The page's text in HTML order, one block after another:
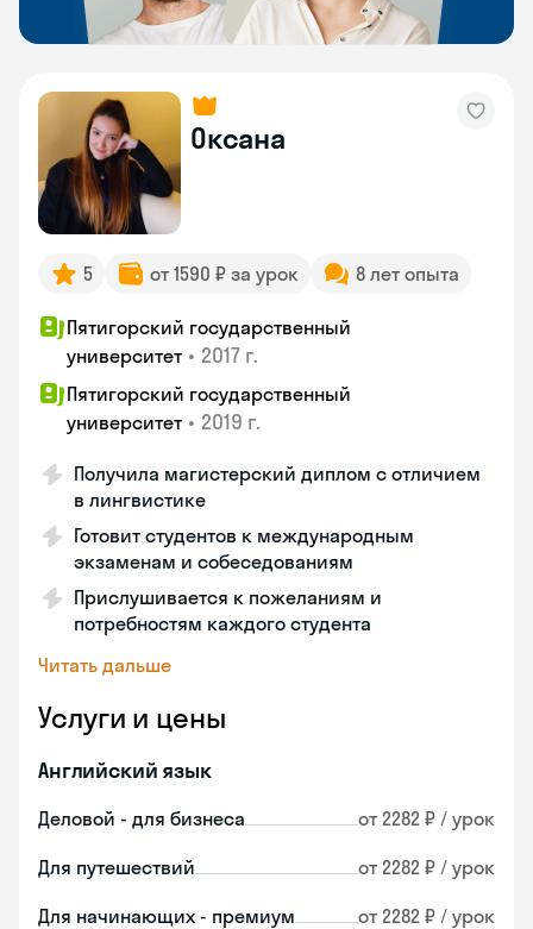
Оксана
5 от 1590 ₽ за урок 8 лет опыта
Пятигорский государственный
университет • 2017 г.
Пятигорский государственный
университет • 2019 г.
Получила магистерский диплом с отличием
в лингвистике
Готовит студентов к международным
экзаменам и собеседованиям
Прислушивается к пожеланиям и
потребностям каждого студента
Читать дальше
Услуги и цены
Английский язык
Деловой - для бизнеса от 2282 ₽ / урок
Для путешествий от 2282 ₽ / урок
Для начинающих - премиум от 2282 ₽ / урок